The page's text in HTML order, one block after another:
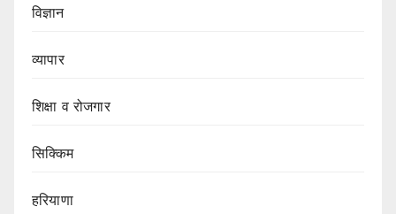
विज्ञान
व्यापार
शिक्षा व रोजगार
सिक्किम
हरियाणा